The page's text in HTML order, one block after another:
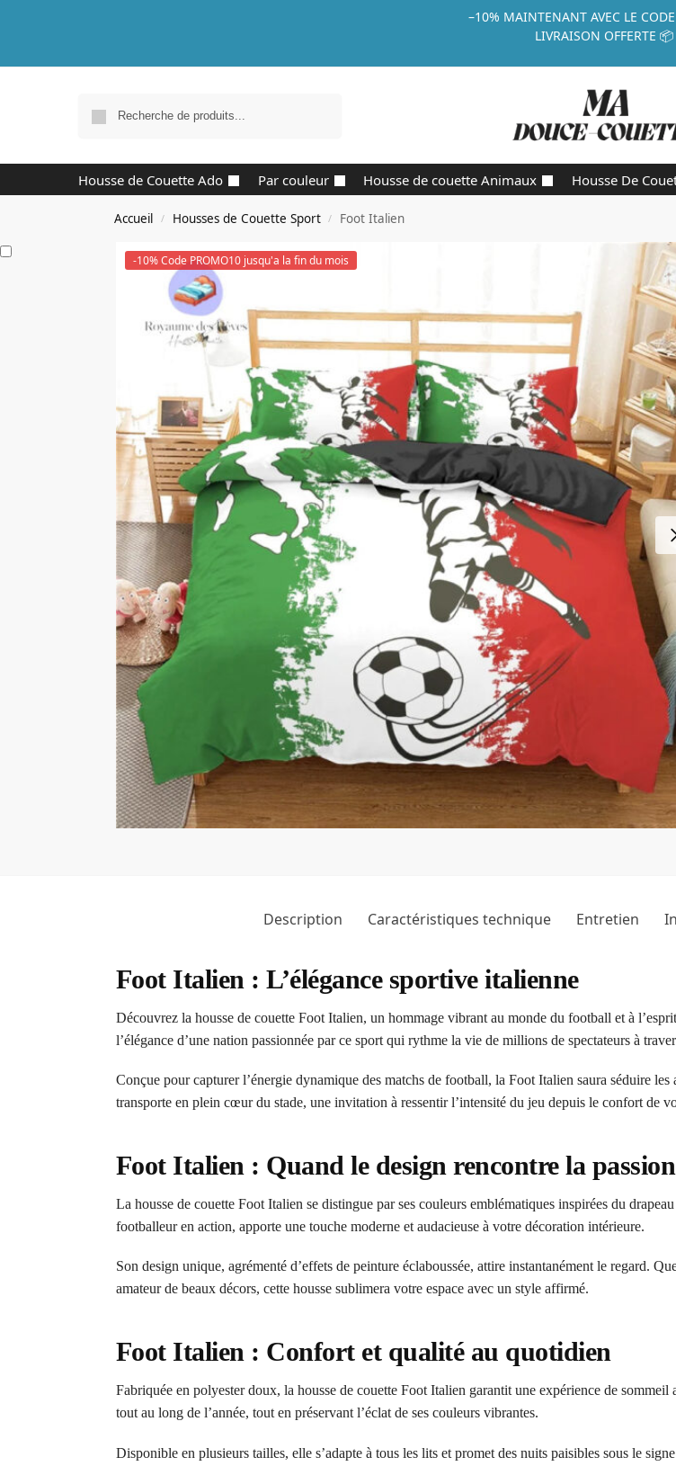
–10% MAINTENANT AVEC LE CODE
LIVRAISON OFFERTE 📦
Housse de Couette Ado Par couleur Housse de couette Animaux Housse De
Accueil / Housses de Couette Sport / Foot Italien
-10% Code PROMO10 jusqu'a la fin du mois
Description Caractéristiques technique Entretien
Foot Italien : L’élégance sportive italienne
Découvrez la housse de couette Foot Italien, un hommage vibrant au monde du football et à
l’élégance d’une nation passionnée par ce sport qui rythme la vie de millions de spectateurs à
Conçue pour capturer l’énergie dynamique des matchs de football, la Foot Italien saura séduire
transporte en plein cœur du stade, une invitation à ressentir l’intensité du jeu depuis le confort de
Foot Italien : Quand le design rencontre la passion
La housse de couette Foot Italien se distingue par ses couleurs emblématiques inspirées du
footballeur en action, apporte une touche moderne et audacieuse à votre décoration intérieure.
Son design unique, agrémenté d’effets de peinture éclaboussée, attire instantanément le regard.
amateur de beaux décors, cette housse sublimera votre espace avec un style affirmé.
Foot Italien : Confort et qualité au quotidien
Fabriquée en polyester doux, la housse de couette Foot Italien garantit une expérience de
tout au long de l’année, tout en préservant l’éclat de ses couleurs vibrantes.
Disponible en plusieurs tailles, elle s’adapte à tous les lits et promet des nuits paisibles sous le